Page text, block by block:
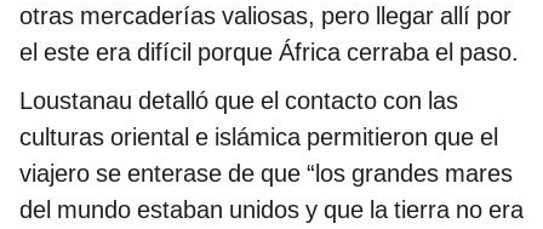
otras mercaderías valiosas, pero llegar allí por
el este era difícil porque África cerraba el paso.
Loustanau detalló que el contacto con las
culturas oriental e islámica permitieron que el
viajero se enterase de que “los grandes mares
del mundo estaban unidos y que la tierra no era